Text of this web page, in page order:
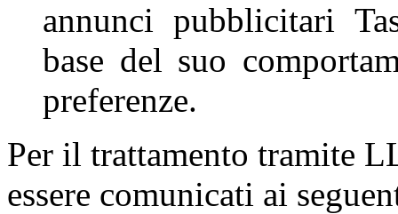
annunci pubblicitari
base del suo
preferenze.
Per il trattamento tramite
essere comunicati ai